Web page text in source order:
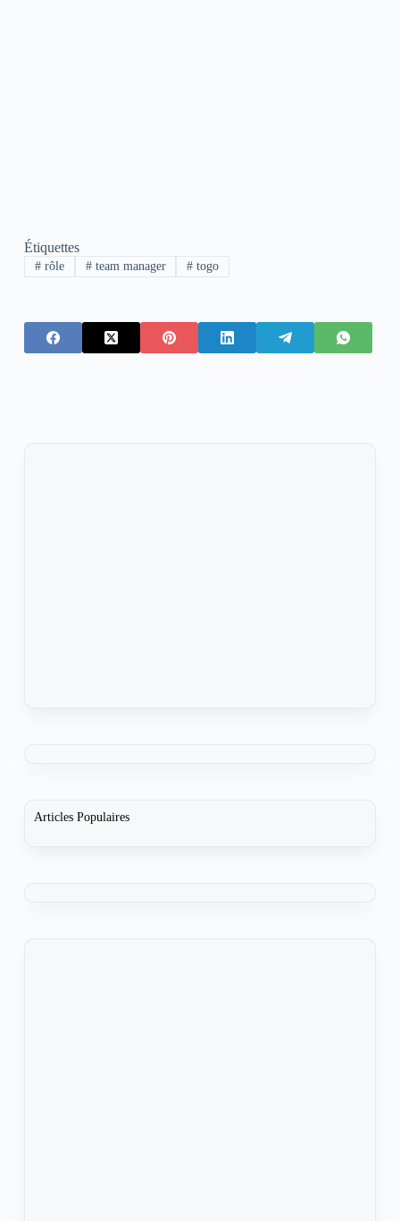
Étiquettes
#rôle #team manager # togo
Articles Populaires